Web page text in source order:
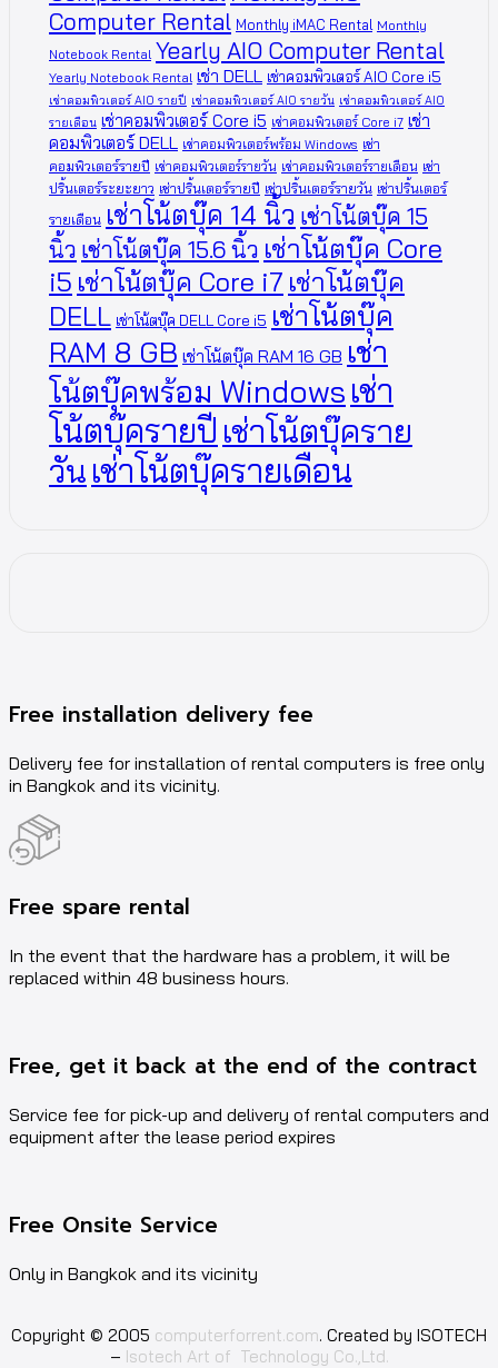
Computer Rental Monthly iMAC Rental Monthly
Notebook Rental Yearly AIO Computer Rental
Yearly Notebook Rental เช่า DELL เช่าคอมพิวเตอร์ AIO Core i5
เช่าคอมพิวเตอร์ AIO รายปี เช่าคอมพิวเตอร์ AIO รายวัน เช่าคอมพิวเตอร์ AIO
รายเดือน เช่าคอมพิวเตอร์ Core i5 เช่าคอมพิวเตอร์ Core i7 เช่า
คอมพิวเตอร์ DELL
เช่าคอมพิวเตอร์พร้อม Windows เช่า
คอมพิวเตอร์รายปี เช่าคอมพิวเตอร์รายวัน เช่าคอมพิวเตอร์รายเดือน เช่า
ปริ้นเตอร์ระยะยาว เช่าปริ้นเตอร์รายปี เช่าปริ้นเตอร์รายวัน เช่าปริ้นเตอร์
รายเดือน เช่าโน้ตบุ๊ค 14 นิ้ว เช่าโน้ตบุ๊ค 15
นิ้ว เช่าโน้ตบุ๊ค 15.6 นิ้ว เช่าโน้ตบุ๊ค Core
i5 เช่าโน้ตบุ๊ค Core i7 เช่าโน้ตบุ๊ค
DELL เช่าโน้ตบุ๊ค DELL Core i5 เช่าโน้ตบุ๊ค
RAM 8 GB เช่าโน้ตบุ๊ค RAM 16 GB เช่า
โน้ตบุ๊คพร้อม Windows เช่า
โน้ตบุ๊ครายปี เช่าโน้ตบุ๊คราย
วันเช่าโน้ตบุ๊ครายเดือน
Free installation delivery fee
Delivery fee for installation of rental computers is free only
in Bangkok and its vicinity.
Free spare rental
In the event that the hardware has a problem, it will be
replaced within 48 business hours.
Free, get it back at the end of the contract
Service fee for pick-up and delivery of rental computers and
equipment after the lease period expires
Free Onsite Service
Only in Bangkok and its vicinity
Copyright © 2005 computerforrent.com. Created by ISOTECH
– Isotech Art of Technology Co.,Ltd.